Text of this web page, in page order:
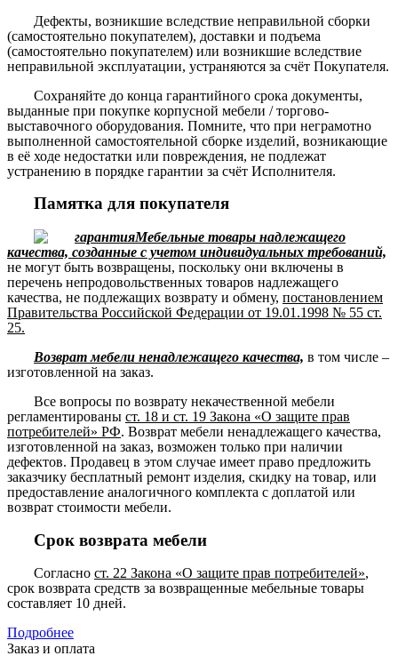
Дефекты, возникшие вследствие неправильной сборки
(самостоятельно покупателем), доставки и подъема
(самостоятельно покупателем) или возникшие вследствие
неправильной эксплуатации, устраняются за счёт Покупателя.
Сохраняйте до конца гарантийного срока документы,
выданные при покупке корпусной мебели / торгово-
выставочного оборудования. Помните, что при неграмотно
выполненной самостоятельной сборке изделий, возникающие
в её ходе недостатки или повреждения, не подлежат
устранению в порядке гарантии за счёт Исполнителя.
Памятка для покупателя
Мебельные товары надлежащего
качества, созданные с учетом индивидуальных требований,
не могут быть возвращены, поскольку они включены в
перечень непродовольственных товаров надлежащего
качества, не подлежащих возврату и обмену, постановлением
Правительства Российской Федерации от 19.01.1998 № 55 ст.
25.
Возврат мебели ненадлежащего качества, в том числе –
изготовленной на заказ.
Все вопросы по возврату некачественной мебели
регламентированы ст. 18 и ст. 19 Закона «О защите прав
потребителей» РФ. Возврат мебели ненадлежащего качества,
изготовленной на заказ, возможен только при наличии
дефектов. Продавец в этом случае имеет право предложить
заказчику бесплатный ремонт изделия, скидку на товар, или
предоставление аналогичного комплекта с доплатой или
возврат стоимости мебели.
Срок возврата мебели
Согласно ст. 22 Закона «О защите прав потребителей»,
срок возврата средств за возвращенные мебельные товары
составляет 10 дней.
Подробнее
Заказ и оплата